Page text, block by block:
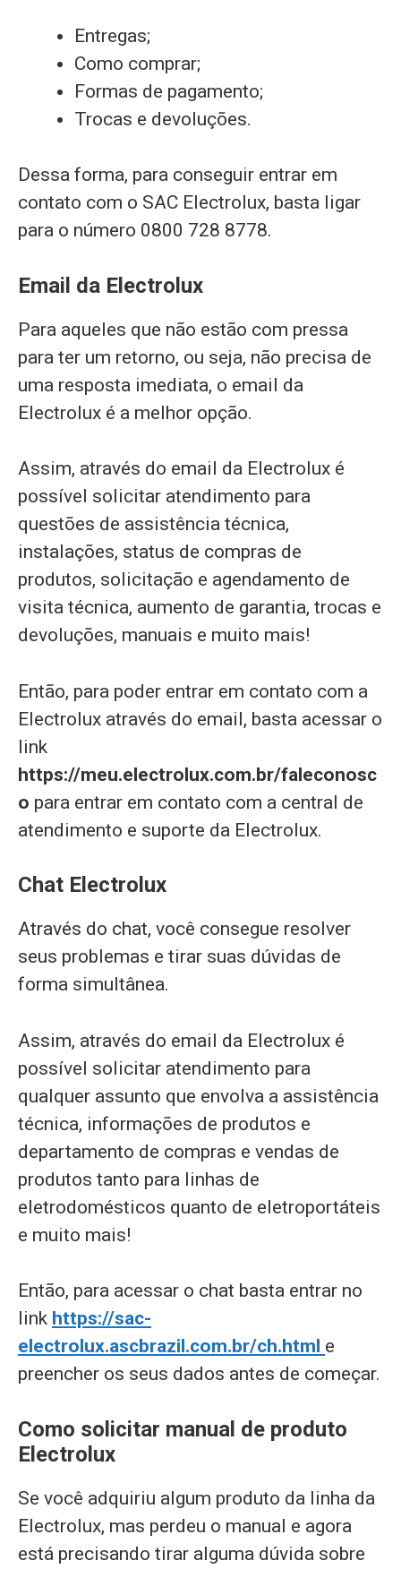
Entregas;
Como comprar;
Formas de pagamento;
Trocas e devoluções.
Dessa forma, para conseguir entrar em
contato com o SAC Electrolux, basta ligar
para o número 0800 728 8778.
Email da Electrolux
Para aqueles que não estão com pressa
para ter um retorno, ou seja, não precisa de
uma resposta imediata, o email da
Electrolux é a melhor opção.
Assim, através do email da Electrolux é
possível solicitar atendimento para
questões de assistência técnica,
instalações, status de compras de
produtos, solicitação e agendamento de
visita técnica, aumento de garantia, trocas e
devoluções, manuais e muito mais!
Então, para poder entrar em contato com a
Electrolux através do email, basta acessar o
link
https://meu.electrolux.com.br/faleconosc
o para entrar em contato com a central de
atendimento e suporte da Electrolux.
Chat Electrolux
Através do chat, você consegue resolver
seus problemas e tirar suas dúvidas de
forma simultânea.
Assim, através do email da Electrolux é
possível solicitar atendimento para
qualquer assunto que envolva a assistência
técnica, informações de produtos e
departamento de compras e vendas de
produtos tanto para linhas de
eletrodomésticos quanto de eletroportáteis
e muito mais!
Então, para acessar o chat basta entrar no
link https://sac-
electrolux.ascbrazil.com.br/ch.html e
preencher os seus dados antes de começar.
Como solicitar manual de produto
Electrolux
Se você adquiriu algum produto da linha da
Electrolux, mas perdeu o manual e agora
está precisando tirar alguma dúvida sobre